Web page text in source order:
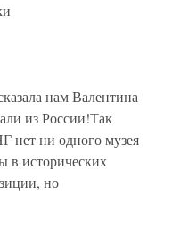
нам Валентина
из России!Так
нет ни одного музея
в исторических
но